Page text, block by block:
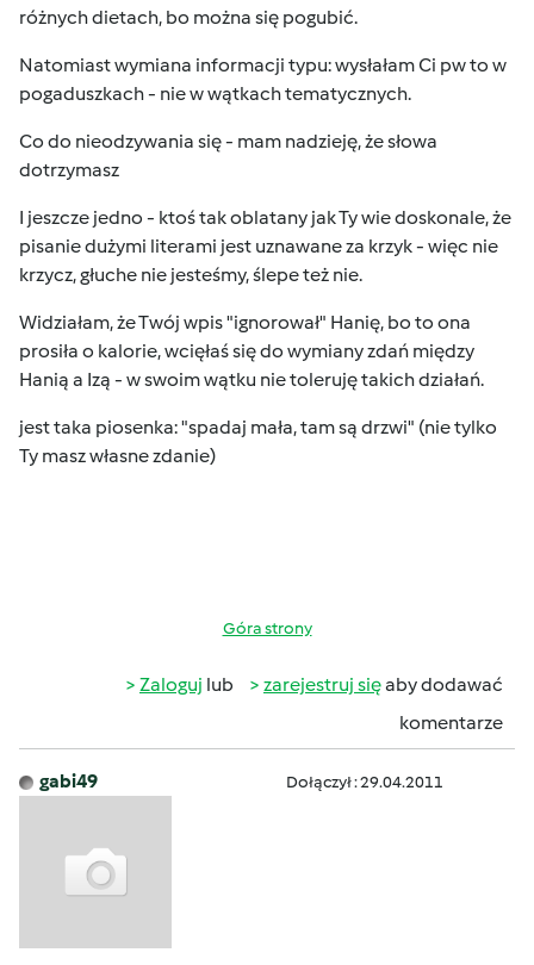
różnych dietach, bo można się pogubić.
Natomiast wymiana informacji typu: wysłałam Ci pw to w
pogaduszkach - nie w wątkach tematycznych.
Co do nieodzywania się - mam nadzieję, że słowa
dotrzymasz
I jeszcze jedno - ktoś tak oblatany jak Ty wie doskonale, że
pisanie dużymi literami jest uznawane za krzyk - więc nie
krzycz, głuche nie jesteśmy, ślepe też nie.
Widziałam, że Twój wpis "ignorował" Hanię, bo to ona
prosiła o kalorie, wcięłaś się do wymiany zdań między
Hanią a Izą - w swoim wątku nie toleruję takich działań.
jest taka piosenka: "spadaj mała, tam są drzwi" (nie tylko
Ty masz własne zdanie)
Góra strony
Zaloguj lub zarejestruj sięaby dodawać
komentarze
gabi49 Dołączył : 29.04.2011